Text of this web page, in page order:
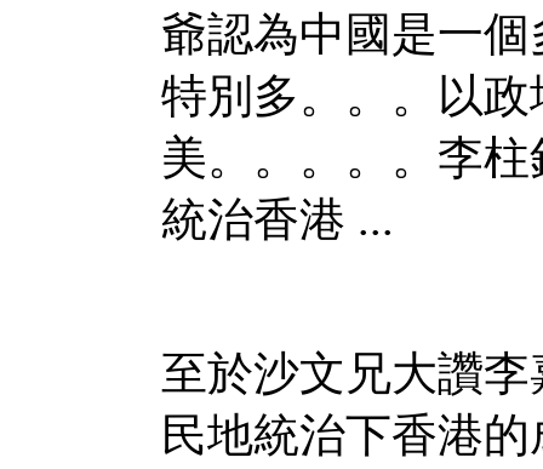
爺認為中國是一
特別多。。。以
美。。。。。李
統治香港 ...
至於沙文兄大讚
民地統治下香港